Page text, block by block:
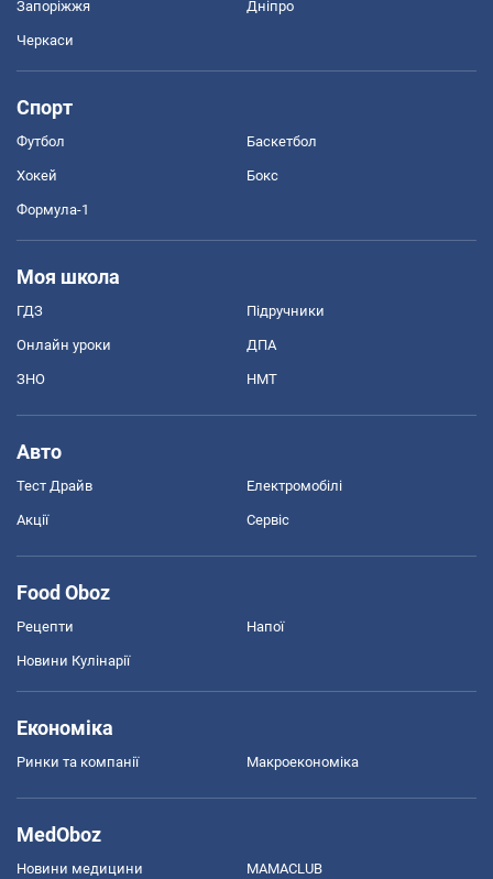
Запоріжжя Дніпро
Черкаси
Спорт
Футбол Баскетбол
Хокей Бокс
Формула-1
Моя школа
ГДЗ Підручники
Онлайн уроки ДПА
ЗНО НМТ
Авто
Тест Драйв Електромобілі
Акції Сервіс
Food Oboz
Рецепти Напої
Новини Кулінарії
Економіка
Ринки та компанії Макроекономіка
MedOboz
Новини медицини MAMACLUB